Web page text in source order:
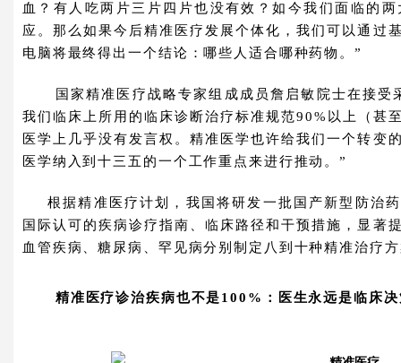
血？有人吃两片三片四片也没有效？如今我们面临的
应。那么如果今后精准医疗发展个体化，我们可以通过
电脑将最终得出一个结论：哪些人适合哪种药物。”
国家精准医疗战略专家组成成员詹启敏院士在接
我们临床上所用的临床诊断治疗标准规范90%以上（甚
医学上几乎没有发言权。精准医学也许给我们一个转变
医学纳入到十三五的一个工作重点来进行推动。”
根据精准医疗计划，我国将研发一批国产新型防治
国际认可的疾病诊疗指南、临床路径和干预措施，显著
血管疾病、糖尿病、罕见病分别制定八到十种精准治疗
精准医疗诊治疾病也不是100%：医生永远是临床